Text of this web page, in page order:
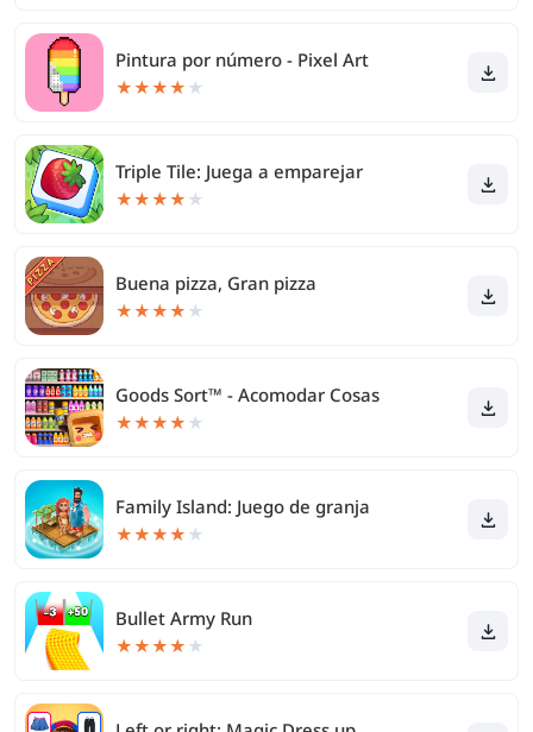
Pintura por número - Pixel Art
★★★★ ★
Triple Tile: Juega a emparejar
★★★★ ★
Buena pizza, Gran pizza
★★★★ ★
Goods Sort™ - Acomodar Cosas
★★★★ ★
Family Island: Juego de granja
★★★★ ★
Bullet Army Run
★★★★ ★